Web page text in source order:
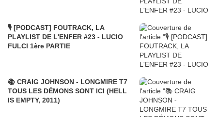
🎙️ [PODCAST] FOUTRACK, LA
PLAYLIST DE L'ENFER #23 - LUCIO
FULCI 1ère PARTIE
📚 CRAIG JOHNSON - LONGMIRE T7
TOUS LES DÉMONS SONT ICI (HELL
IS EMPTY, 2011)